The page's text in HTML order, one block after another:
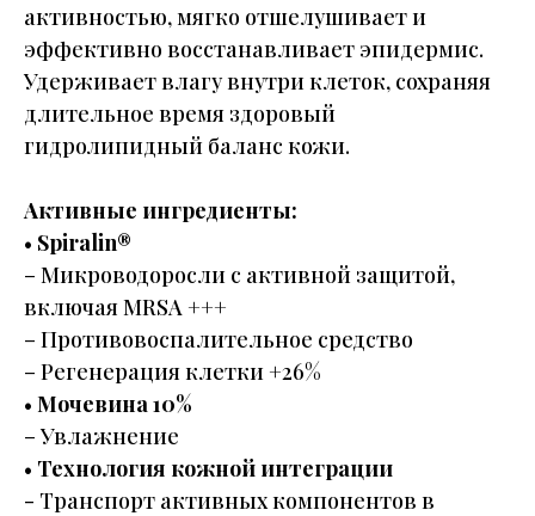
активностью, мягко отшелушивает и
эффективно восстанавливает эпидермис.
Удерживает влагу внутри клеток, сохраняя
длительное время здоровый
гидролипидный баланс кожи.
Активные ингредиенты:
• Spiralin®
– Микроводоросли с активной защитой,
включая MRSA +++
– Противовоспалительное средство
– Регенерация клетки +26%
• Мочевина 10%
– Увлажнение
• Технология кожной интеграции
- Транспорт активных компонентов в